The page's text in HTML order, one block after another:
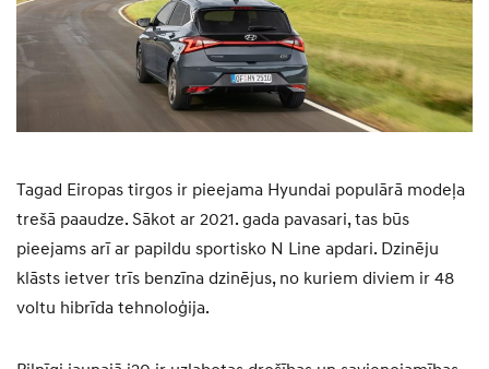
Tagad Eiropas tirgos ir pieejama Hyundai populārā modeļa
trešā paaudze. Sākot ar 2021. gada pavasari, tas būs
pieejams arī ar papildu sportisko N Line apdari. Dzinēju
klāsts ietver trīs benzīna dzinējus, no kuriem diviem ir 48
voltu hibrīda tehnoloģija.